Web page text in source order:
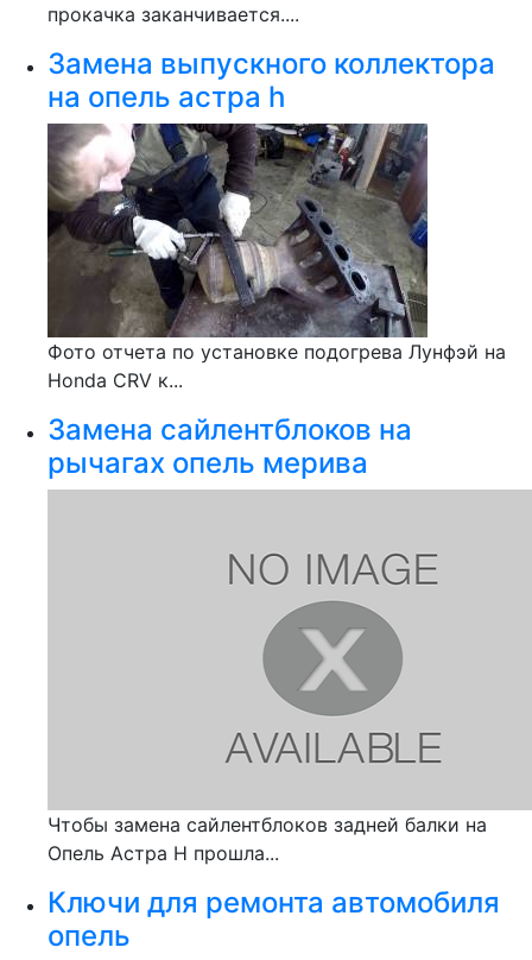
прокачка заканчивается....
Замена выпускного коллектора
на опель астра h
Фото отчета по установке подогрева Лунфэй на
Honda CRV к...
Замена сайлентблоков на
рычагах опель мерива
Чтобы замена сайлентблоков задней балки на
Опель Астра Н прошла...
Ключи для ремонта автомобиля
опель